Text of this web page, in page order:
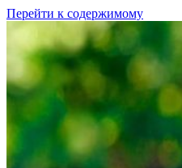
Перейти к содержимому